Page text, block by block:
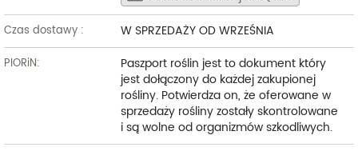
Czas dostawy : W SPRZEDAŻY OD WRZEŚNIA
PIORiN:
Paszport roślin jest to dokument który
jest dołączony do każdej zakupionej
rośliny. Potwierdza on, że oferowane w
sprzedaży rośliny zostały skontrolowane
i są wolne od organizmów szkodliwych.